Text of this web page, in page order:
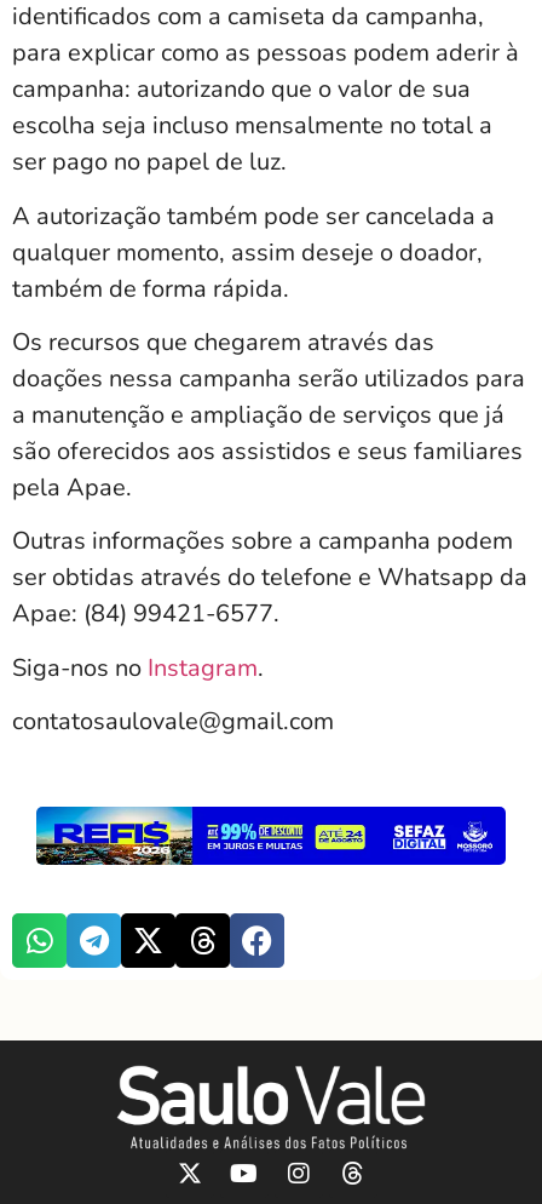
identificados com a camiseta da campanha,
para explicar como as pessoas podem aderir à
campanha: autorizando que o valor de sua
escolha seja incluso mensalmente no total a
ser pago no papel de luz.
A autorização também pode ser cancelada a
qualquer momento, assim deseje o doador,
também de forma rápida.
Os recursos que chegarem através das
doações nessa campanha serão utilizados para
a manutenção e ampliação de serviços que já
são oferecidos aos assistidos e seus familiares
pela Apae.
Outras informações sobre a campanha podem
ser obtidas através do telefone e Whatsapp da
Apae: (84) 99421-6577.
Siga-nos no Instagram.
contatosaulovale@gmail.com